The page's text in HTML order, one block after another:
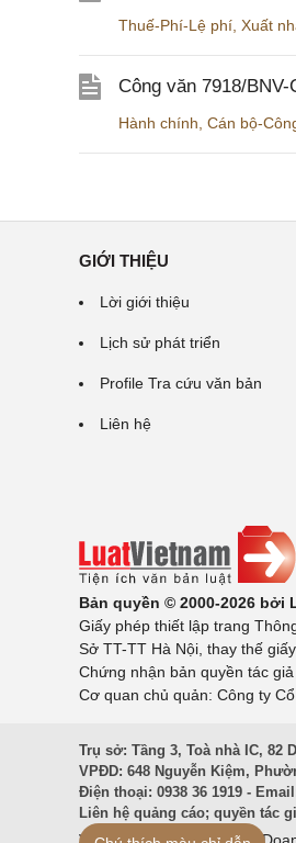
Thuế-Phí-Lệ phí Xuất
Công văn 7918/
Hành chính Cán bộ-
GIỚI THIỆU
Lời giới thiệu
Lịch sử phát triển
Profile Tra cứu văn bản
Liên hệ
Bản quyền © 2000-2026 bởi
Giấy phép thiết lập trang
Sở TT-TT Hà Nội, thay thế
Chứng nhận bản quyền tác
Cơ quan chủ quản: Công ty
Trụ sở: Tầng 3, Toà nhà IC, 82
VPĐD: 648 Nguyễn Kiệm,
Điện thoại: 0938 36 1919 -
Liên hệ quảng cáo; quyền tác